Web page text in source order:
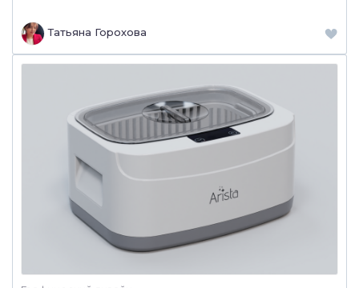
Татьяна Горохова